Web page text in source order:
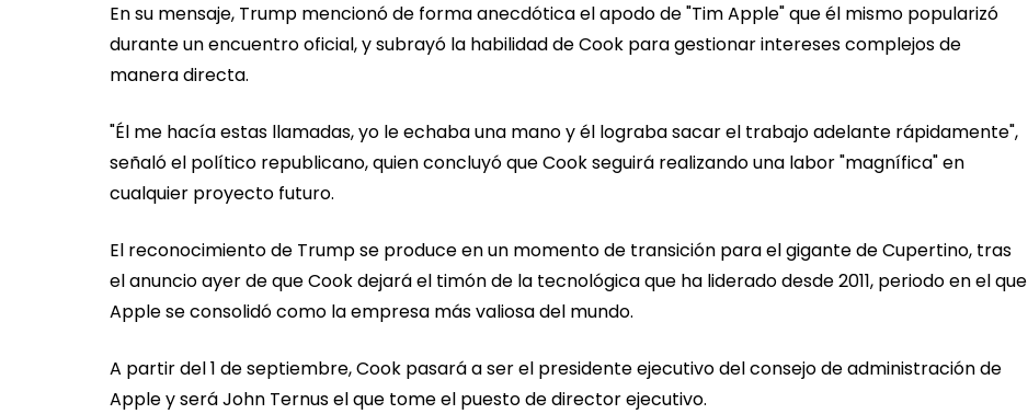
En su mensaje, Trump mencionó de forma anecdótica el apodo de "Tim Apple" que él mismo popularizó
durante un encuentro oficial, y subrayó la habilidad de Cook para gestionar intereses complejos de
manera directa.
"Él me hacía estas llamadas, yo le echaba una mano y él lograba sacar el trabajo adelante rápidamente",
señaló el político republicano, quien concluyó que Cook seguirá realizando una labor "magnífica" en
cualquier proyecto futuro.
El reconocimiento de Trump se produce en un momento de transición para el gigante de Cupertino, tras
el anuncio ayer de que Cook dejará el timón de la tecnológica que ha liderado desde 2011, periodo en el que
Apple se consolidó como la empresa más valiosa del mundo.
A partir del 1 de septiembre, Cook pasará a ser el presidente ejecutivo del consejo de administración de
Apple y será John Ternus el que tome el puesto de director ejecutivo.